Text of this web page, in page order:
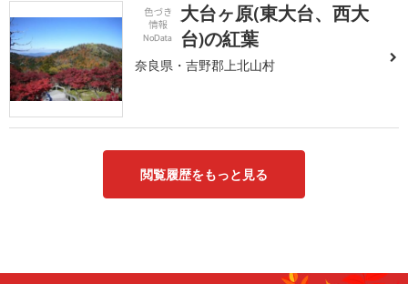
大台ヶ原(東大台、西大
台)の紅葉
奈良県・吉野郡上北山村
閲覧履歴をもっと見る